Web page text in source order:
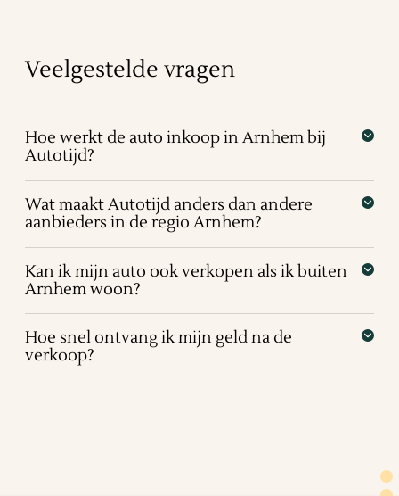
Veelgestelde vragen
Hoe werkt de auto inkoop in Arnhem bij
Autotijd?
Wat maakt Autotijd anders dan andere
aanbieders in de regio Arnhem?
Kan ik mijn auto ook verkopen als ik buiten
Arnhem woon?
Hoe snel ontvang ik mijn geld na de
verkoop?